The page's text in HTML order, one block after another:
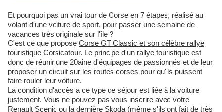
Et pourquoi pas un vrai tour de Corse en 7 étapes, réalisé au
volant d'une voiture de sport, pour passer une semaine de
vacances très originale sur l'île ?
C'est ce que propose Corse GT Classic et son célèbre rallye
touristique Corsicatour. Le principe d'un rallye touristique est
donc de réunir une 20aine d'équipages de passionnés et de leur
proposer un circuit sur les routes corses pour qu'ils puissent
faire rouler leur voiture.
La condition d'accès a ce type de séjour est liée à la voiture
justement. Vous ne pouvez pas vous inscrire avec votre
Renault Scenic ou la dernière Skoda (même s'ils ont fait de très